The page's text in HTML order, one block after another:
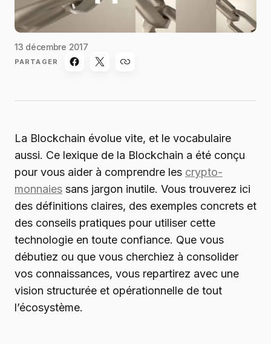
13 décembre 2017
PARTAGER
La Blockchain évolue vite, et le vocabulaire
aussi. Ce lexique de la Blockchain a été conçu
pour vous aider à comprendre les crypto-
monnaies sans jargon inutile. Vous trouverez ici
des définitions claires, des exemples concrets et
des conseils pratiques pour utiliser cette
technologie en toute confiance. Que vous
débutiez ou que vous cherchiez à consolider
vos connaissances, vous repartirez avec une
vision structurée et opérationnelle de tout
l’écosystème.